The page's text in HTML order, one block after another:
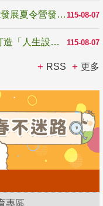
115-08-07
跨越限制，探索潛能！115年多元潛能發展夏令營發掘生命無限可能
115-08-07
高齡不是終點而是夢想起點！教育部打造「人生設計夢工場」 參展第3屆高齡健康產業博覽會
RSS 更多
專區